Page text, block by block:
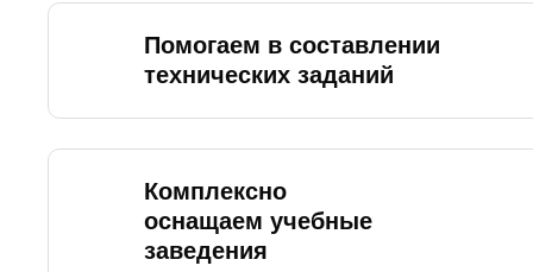
Помогаем в составлении
технических заданий
Комплексно
оснащаем учебные
заведения